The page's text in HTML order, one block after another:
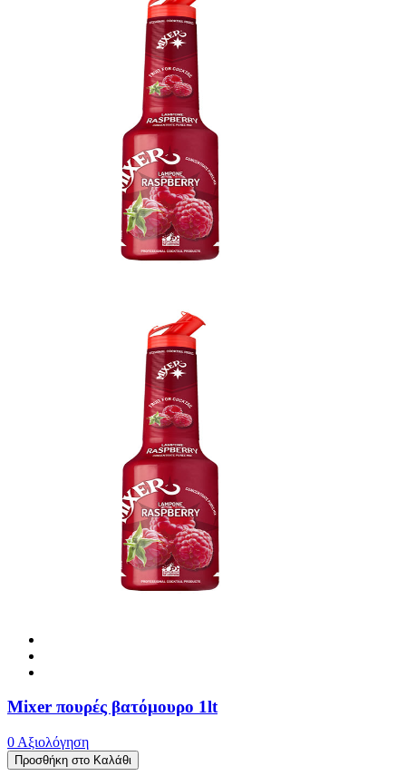
Mixer πουρές βατόμουρο 1lt
0 Αξιολόγηση
Προσθήκη στο Καλάθι